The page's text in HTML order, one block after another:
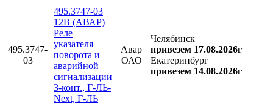
495.3747-
03
495.3747-03
12В (АВАР)
Реле
указателя
поворота и
аварийной
сигнализации
3-конт., Г-ЛЬ-
Next, Г-ЛЬ
Авар
ОАО
Челябинск
привезем 17.08.2026г
Екатеринбург
привезем 14.08.2026г